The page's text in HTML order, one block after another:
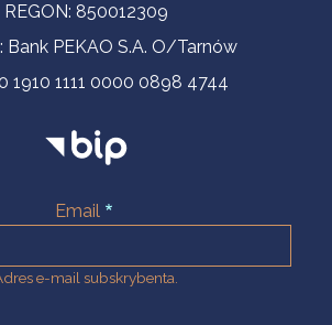
REGON: 850012309
Bank PEKAO S.A. O/Tarnów
1910 1111 0000 0898 4744
Email
e-mail subskrybenta.